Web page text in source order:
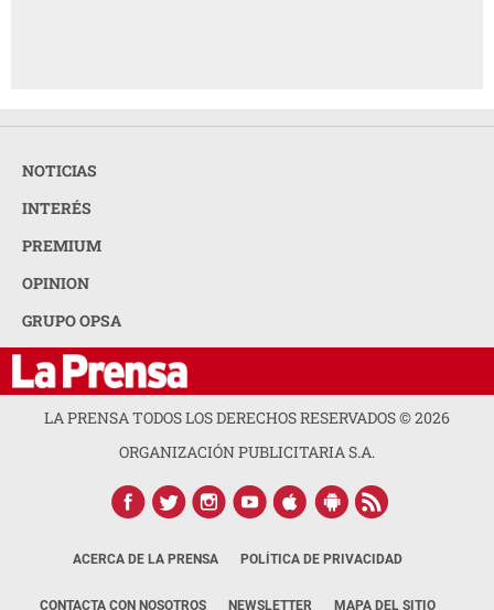
NOTICIAS
INTERÉS
PREMIUM
OPINION
GRUPO OPSA
LA PRENSA TODOS LOS DERECHOS RESERVADOS ©2026
ORGANIZACIÓN PUBLICITARIA S.A.
ACERCA DE LA PRENSA POLÍTICA DE PRIVACIDAD
CONTACTA CON NOSOTROS NEWSLETTER MAPA DEL SITIO